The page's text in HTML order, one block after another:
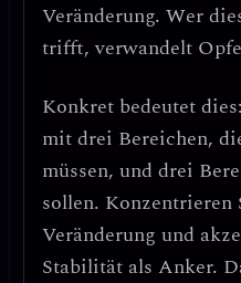
Veränderung. Wer
trifft, verwandelt
Konkret bedeutet dies:
mit drei Bereichen,
müssen, und drei
sollen. Konzentrieren
Veränderung und
Stabilität als Anker.